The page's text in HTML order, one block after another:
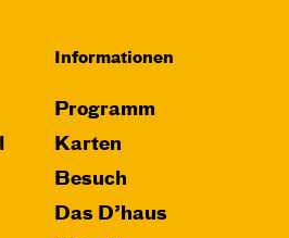
Informationen
Programm
Karten
Besuch
Das D’haus